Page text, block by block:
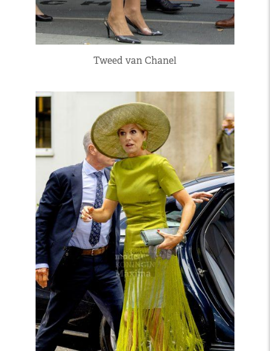
Tweed van Chanel